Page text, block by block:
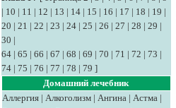
| 10 | 11 | 12 | 13 | 14 | 15 | 16 | 17 | 18 | 19 |
20 | 21 | 22 | 23 | 24 | 25 | 26 | 27 | 28 | 29 |
30 |
64 | 65 | 66 | 67 | 68 | 69 | 70 | 71 | 72 | 73 |
74 | 75 | 76 | 77 | 78 | 79 ]
Домашний лечебник
Аллергия | Алкоголизм | Ангина | Астма |